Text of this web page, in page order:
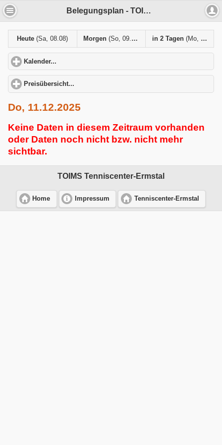
Belegungsplan - TOIMS Tenniscenter-Ermstal
Heute(Sa, 08.08) Morgen(So, 09.08) in 2 Tagen (Mo, 10.08)
Kalender...
Preisübersicht...
Do, 11.12.2025
Keine Daten in diesem Zeitraum vorhanden
oder Daten noch nicht bzw. nicht mehr
sichtbar.
TOIMS Tenniscenter-Ermstal
Home Impressum Tenniscenter-Ermstal